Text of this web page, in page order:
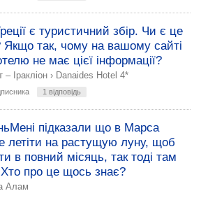
є туристичний збір. Чи є це
Якщо так, чому на вашому сайті
не має цієї інформації?
– Іракліон › Danaides Hotel 4*
1 відповідь
підказали що в Марса
летіти на растущую луну, щоб
в повний місяць, так тоді там
про це щось знає?
Алам